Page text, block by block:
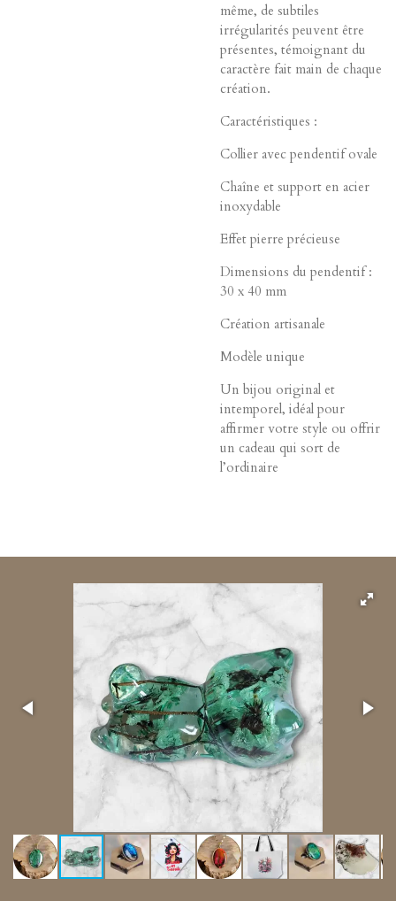
même, de subtiles
irrégularités peuvent être
présentes, témoignant du
caractère fait main de chaque
création.
Caractéristiques :
Collier avec pendentif ovale
Chaîne et support en acier
inoxydable
Effet pierre précieuse
Dimensions du pendentif :
30 x 40 mm
Création artisanale
Modèle unique
Un bijou original et
intemporel, idéal pour
affirmer votre style ou offrir
un cadeau qui sort de
l’ordinaire